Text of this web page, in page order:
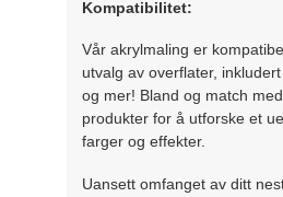
Kompatibilitet:
Vår akrylmaling er
utvalg av overflater,
og mer! Bland og match
produkter for å utforske et
farger og effekter.
Uansett omfanget av ditt